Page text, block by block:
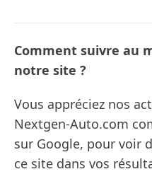
Comment suivre au
notre site ?
Vous appréciez nos
Nextgen-Auto.com
sur Google, pour voir
ce site dans vos